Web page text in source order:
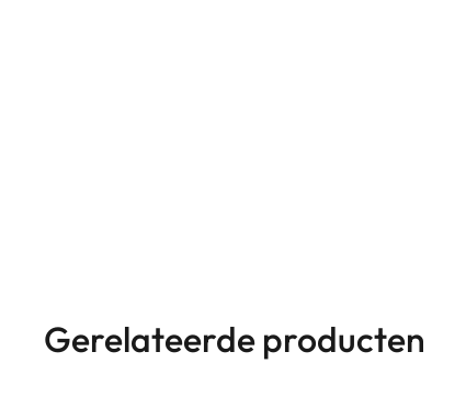
Gerelateerde producten